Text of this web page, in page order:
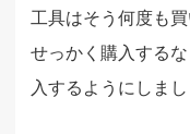
工具はそう何度も
せっかく購入する
入するようにしまし